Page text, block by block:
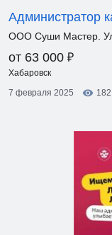
Администратор
ООО Суши Мастер.
от 63 000 ₽
Хабаровск
7 февраля 2025
182